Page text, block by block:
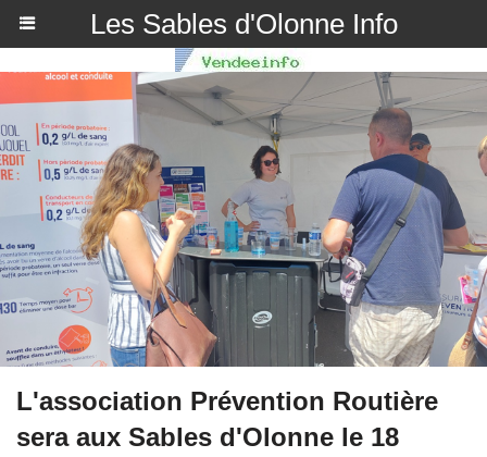
Les Sables d'Olonne Info
L'association Prévention Routière
sera aux Sables d'Olonne le 18